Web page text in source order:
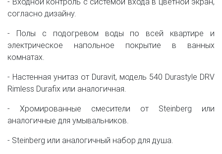
согласно дизайну.
- Полы с подогревом воды по всей квартире и
электрическое напольное покрытие в ванных
комнатах.
- Настенная унитаз от Duravit, модель 540 Durastyle DRV
Rimless Durafix или аналогичная.
- Хромированные смесители от Steinberg или
аналогичные для умывальников.
- Steinberg или аналогичный набор для душа.